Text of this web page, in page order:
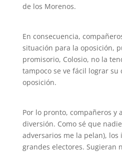
de los Morenos.
En consecuencia,
situación para la oposición,
promisorio, Colosio, no la
tampoco se ve fácil lograr
oposición.
Por lo pronto, compañeros y
diversión. Como sé que
adversarios me la pelan), los
grandes electores. Sugieran